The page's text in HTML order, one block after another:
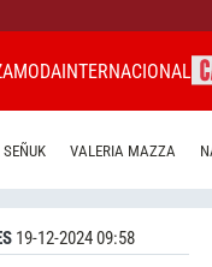
MODAINTERNACIONAL
VALERIA MAZZA
19-12-2024 09:58